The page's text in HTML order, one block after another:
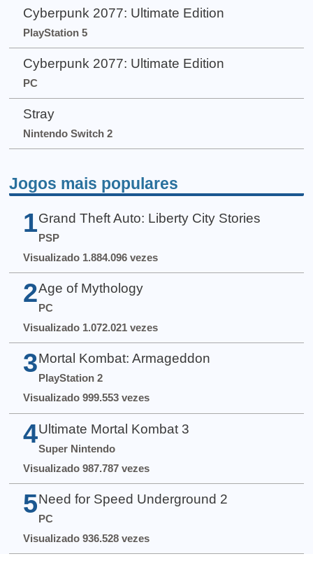
Cyberpunk 2077: Ultimate Edition
PlayStation 5
Cyberpunk 2077: Ultimate Edition
PC
Stray
Nintendo Switch 2
Jogos mais populares
1 Grand Theft Auto: Liberty City Stories
PSP
Visualizado 1.884.096 vezes
2 Age of Mythology
PC
Visualizado 1.072.021 vezes
3 Mortal Kombat: Armageddon
PlayStation 2
Visualizado 999.553 vezes
4 Ultimate Mortal Kombat 3
Super Nintendo
Visualizado 987.787 vezes
5 Need for Speed Underground 2
PC
Visualizado 936.528 vezes